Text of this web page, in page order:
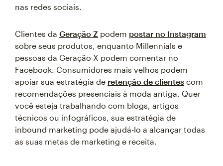
nas redes sociais.
Clientes da Geração Z podem postar no Instagram
sobre seus produtos, enquanto Millennials e
pessoas da Geração X podem comentar no
Facebook. Consumidores mais velhos podem
apoiar sua estratégia de retenção de clientes com
recomendações presenciais à moda antiga. Quer
você esteja trabalhando com blogs, artigos
técnicos ou infográficos, sua estratégia de
inbound marketing pode ajudá-lo a alcançar todas
as suas metas de marketing e receita.